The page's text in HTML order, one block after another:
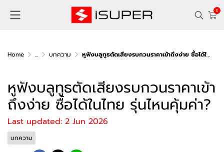
0
Home ... บทความ หูฟังบลูทูธตัดเสียงรบกวนราคาเข้าถึงง่าย ซื้อได้ในไทย รุ่นไหนคุ้มค่า?
หูฟังบลูทูธตัดเสียงรบกวนราคาเข้า
ถึงง่าย ซื้อได้ในไทย รุ่นไหนคุ้มค่า?
Last updated: 2 Jun 2026
บทความ